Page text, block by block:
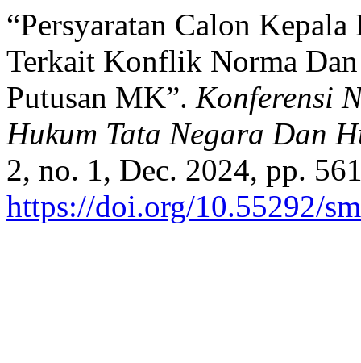
“Persyaratan Calon
Terkait Konflik Norma
Putusan MK”. Konferensi
Hukum Tata Negara Dan
2, no. 1, Dec. 2024, pp.
https://doi.org/10.55292/